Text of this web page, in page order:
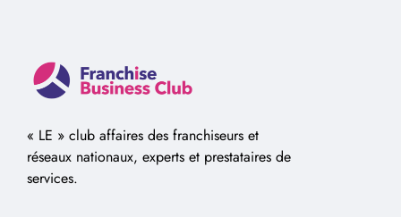
« LE » club affaires des franchiseurs et
réseaux nationaux, experts et prestataires de
services.